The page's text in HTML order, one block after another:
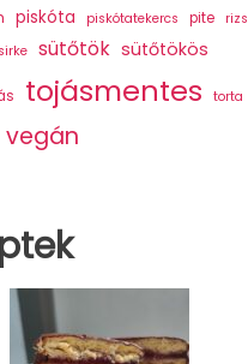
piskóta piskótatekercs pite rizs
sütőtök sütőtökös
tojásmentes torta
vegán